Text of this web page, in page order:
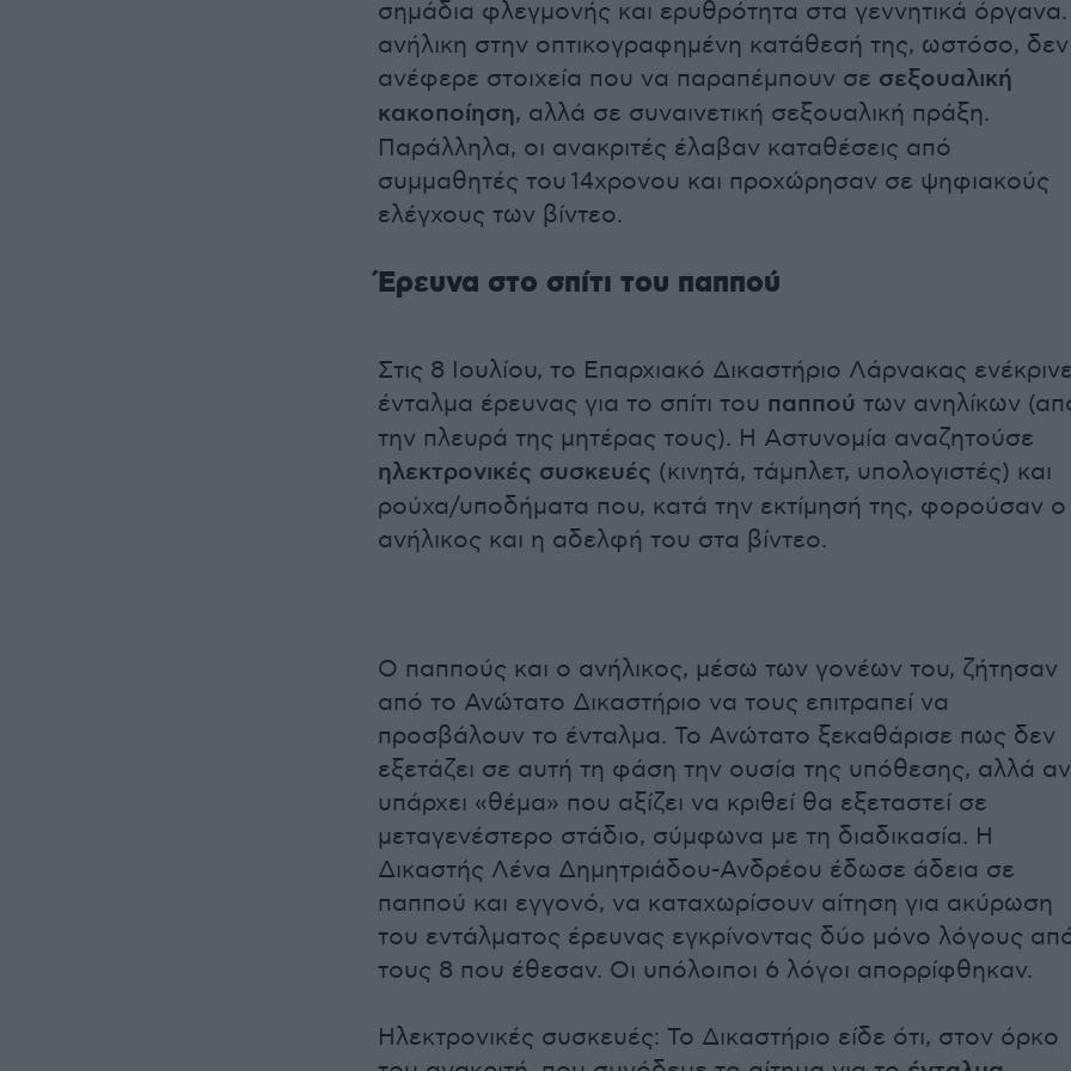
σημάδια φλεγμονής και ερυθρότητα στα γεννητικά
ανήλικη στην οπτικογραφημένη κατάθεσή της, ωστόσο, δεν
ανέφερε στοιχεία που να παραπέμπουν σε σεξουαλική
κακοποίηση, αλλά σε συναινετική σεξουαλική πράξη.
Παράλληλα, οι ανακριτές έλαβαν καταθέσεις από
συμμαθητές του 14χρονου και προχώρησαν σε ψηφιακούς
ελέγχους των βίντεο.
Έρευνα στο σπίτι του παππού
Στις 8 Ιουλίου, το Επαρχιακό Δικαστήριο Λάρνακας
ένταλμα έρευνας για το σπίτι του παππού των ανηλίκων
την πλευρά της μητέρας τους). Η Αστυνομία αναζητούσε
ηλεκτρονικές συσκευές (κινητά, τάμπλετ, υπολογιστές) και
ρούχα/υποδήματα που, κατά την εκτίμησή της, φορούσαν ο
ανήλικος και η αδελφή του στα βίντεο.
Ο παππούς και ο ανήλικος, μέσω των γονέων του, ζήτησαν
από το Ανώτατο Δικαστήριο να τους επιτραπεί να
προσβάλουν το ένταλμα. Το Ανώτατο ξεκαθάρισε πως δεν
εξετάζει σε αυτή τη φάση την ουσία της υπόθεσης, αλλά αν
υπάρχει «θέμα» που αξίζει να κριθεί θα εξεταστεί σε
μεταγενέστερο στάδιο, σύμφωνα με τη διαδικασία. Η
Δικαστής Λένα Δημητριάδου-Ανδρέου έδωσε άδεια σε
παππού και εγγονό, να καταχωρίσουν αίτηση για ακύρωση
του εντάλματος έρευνας εγκρίνοντας δύο μόνο λόγους
τους 8 που έθεσαν. Οι υπόλοιποι 6 λόγοι απορρίφθηκαν.
Ηλεκτρονικές συσκευές: Το Δικαστήριο είδε ότι, στον όρκο